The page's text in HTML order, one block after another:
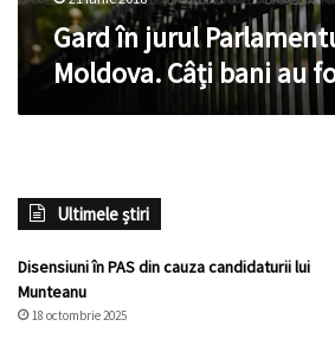
cheltuițiGard în jurul
Moldova. Câți bani au
Ultimele știri
Disensiuni în PAS din cauza candidaturii lui
Munteanu
18 octombrie 2025